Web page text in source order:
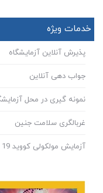
خدمات ویژه
پذیرش آنلاین آزمایشگاه
جواب دهی آنلاین
نمونه گیری در محل
غربالگری سلامت جنین
آزمایش مولکولی کووید 19